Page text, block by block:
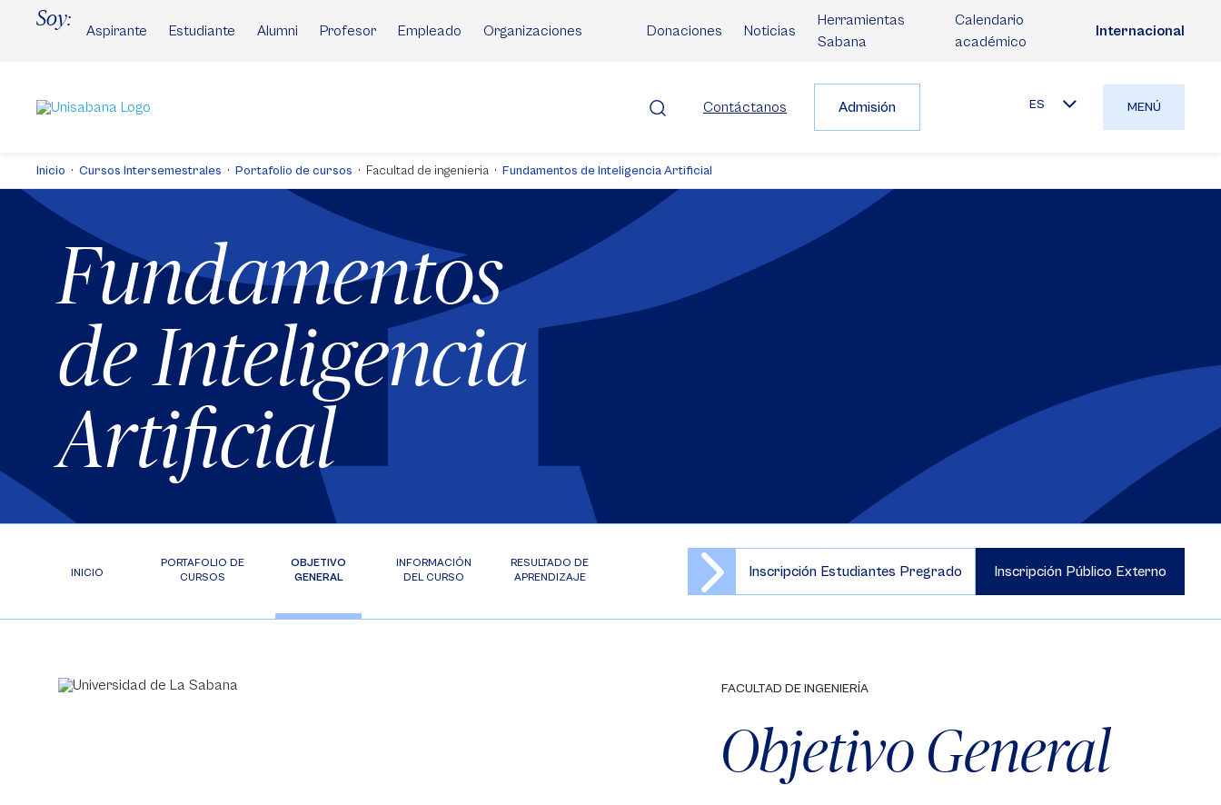
Soy:
Aspirante Estudiante Alumni Profesor Empleado Organizaciones Donaciones Noticias
Herramientas
Sabana
Calendario
académico
Internacional
Contáctanos Admisión ES MENÚ
Inicio Cursos Intersemestrales Portafolio de cursos Facultad de ingenieria Fundamentos de Inteligencia Artificial
Fundamentos
de Inteligencia
Artificial
INICIO
PORTAFOLIO DE
CURSOS
OBJETIVO
GENERAL
INFORMACIÓN
DEL CURSO
RESULTADO DE
APRENDIZAJE
Inscripción Estudiantes Pregrado Inscripción Público Externo
FACULTAD DE INGENIERÍA
Objetivo General